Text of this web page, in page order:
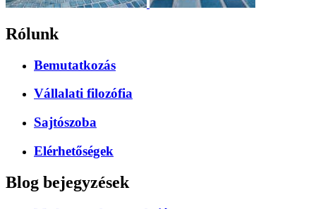
Rólunk
Bemutatkozás
Vállalati filozófia
Sajtószoba
Elérhetőségek
Blog bejegyzések